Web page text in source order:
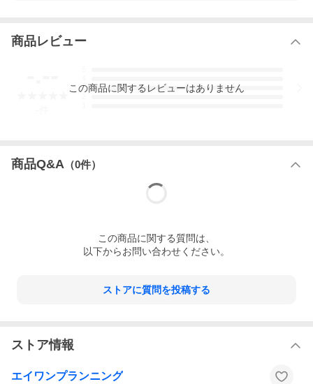
能）。
・重量は約6.9kg（ホース込）と軽いので移動は楽々。
※ご使用後、排水ホース内に水が残っているため後片付けの際は
商品レビュー
3
この商品に関するレビューはありません
商品Q&A （0件）
この商品に関する質問は、
以下からお問い合わせください。
ストアに質問を投稿する
ストア情報
エイワンプランニング